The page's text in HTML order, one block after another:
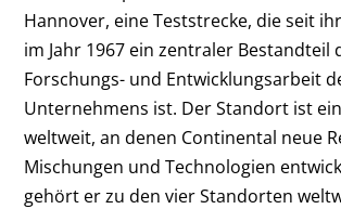
Hannover, eine Teststrecke, die seit
im Jahr 1967 ein zentraler Bestandteil
Forschungs- und Entwicklungsarbeit
Unternehmens ist. Der Standort ist
weltweit, an denen Continental neue
Mischungen und Technologien
gehört er zu den vier Standorten